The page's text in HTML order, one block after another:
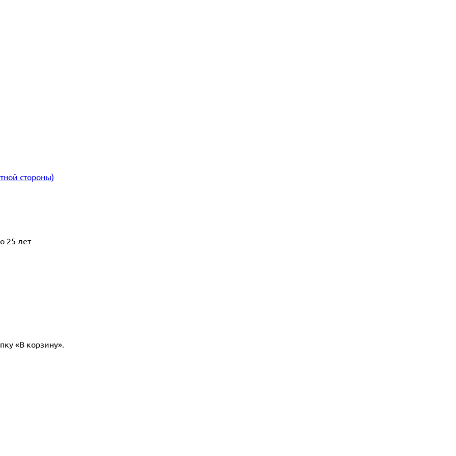
стороны)
25 лет
«В корзину».